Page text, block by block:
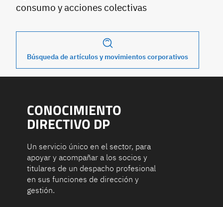
consumo y acciones colectivas
Búsqueda de artículos y movimientos corporativos
CONOCIMIENTO
DIRECTIVO DP
Un servicio único en el sector, para
apoyar y acompañar a los socios y
titulares de un despacho profesional
en sus funciones de dirección y
gestión.